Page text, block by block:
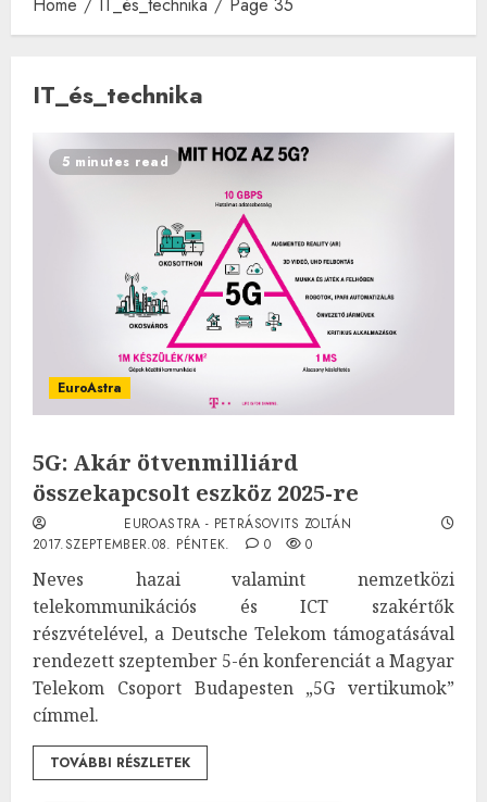
IT_és_technika
5 minutes read
EuroAstra
5G: Akár ötvenmilliárd
összekapcsolt eszköz 2025-re
EUROASTRA - PETRÁSOVITS ZOLTÁN
2017.SZEPTEMBER.08. PÉNTEK.
0 0
Neves hazai valamint nemzetközi
telekommunikációs és ICT szakértők
részvételével, a Deutsche Telekom támogatásával
rendezett szeptember 5-én konferenciát a Magyar
Telekom Csoport Budapesten „5G vertikumok”
címmel.
TOVÁBBI RÉSZLETEK